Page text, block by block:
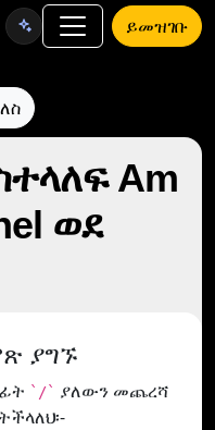
ይመዝገቡ
Am
ወደ
ያግኙ
`/` ያለውን መጨረሻ